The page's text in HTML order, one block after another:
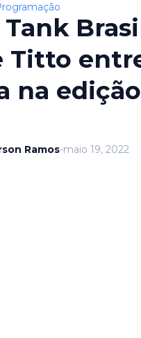
Titto
na
Ramos-maio 19, 2022